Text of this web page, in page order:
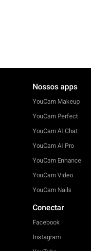
Nossos apps
YouCam Makeup
YouCam Perfect
YouCam AI Chat
YouCam AI Pro
YouCam Enhance
YouCam Video
YouCam Nails
Conectar
Facebook
Instagram